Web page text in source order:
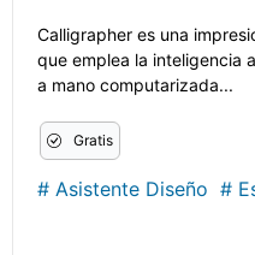
Calligrapher es una
que emplea la inteligencia
a mano computarizada...
Gratis
# Asistente Diseño #